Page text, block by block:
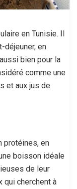
en Tunisie. Il
déjeuner, en
bien pour la
comme une
et aux jus de
protéines, en
boisson idéale
de leur
qui cherchent à